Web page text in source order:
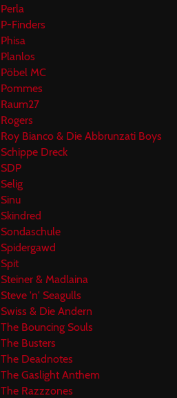
Perla
P-Finders
Phisa
Planlos
Pöbel MC
Pommes
Raum27
Rogers
Roy Bianco & Die Abbrunzati Boys
Schippe Dreck
SDP
Selig
Sinu
Skindred
Sondaschule
Spidergawd
Spit
Steiner & Madlaina
Steve 'n' Seagulls
Swiss & Die Andern
The Bouncing Souls
The Busters
The Deadnotes
The Gaslight Anthem
The Razzzones